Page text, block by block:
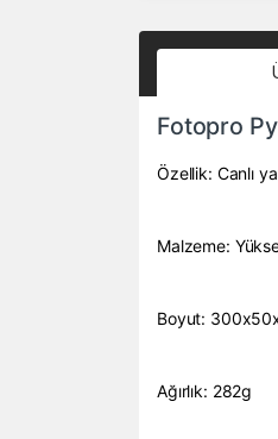
Fotopro
Özellik: Canlı
Malzeme:
Boyut:
Ağırlık: 282g